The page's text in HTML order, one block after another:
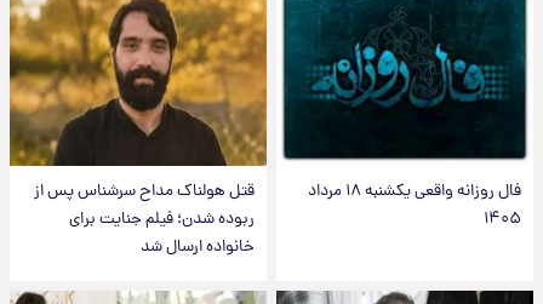
فال روزانه واقعی یکشنبه ۱۸ مرداد
۱۴۰۵
قتل هولناک مداح سرشناس پس از
ربوده شدن؛ فیلم جنایت برای
خانواده ارسال شد